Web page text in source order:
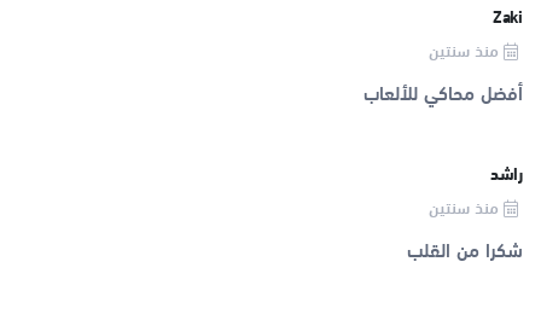
Zaki
منذ سنتين
أفضل محاكي للألعاب
راشد
منذ سنتين
شكرا من القلب